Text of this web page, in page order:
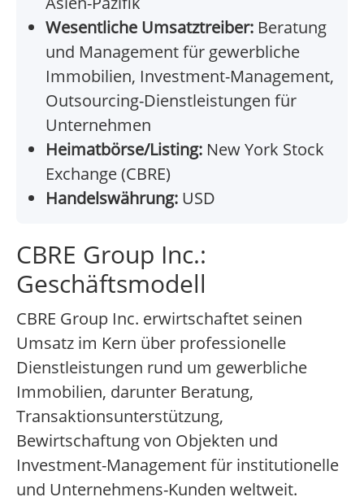
Wesentliche Umsatztreiber: Beratung
und Management für gewerbliche
Immobilien, Investment-Management,
Outsourcing-Dienstleistungen für
Unternehmen
Heimatbörse/Listing: New York Stock
Exchange (CBRE)
Handelswährung: USD
CBRE Group Inc.:
Geschäftsmodell
CBRE Group Inc. erwirtschaftet seinen
Umsatz im Kern über professionelle
Dienstleistungen rund um gewerbliche
Immobilien, darunter Beratung,
Transaktionsunterstützung,
Bewirtschaftung von Objekten und
Investment-Management für institutionelle
und Unternehmens-Kunden weltweit.